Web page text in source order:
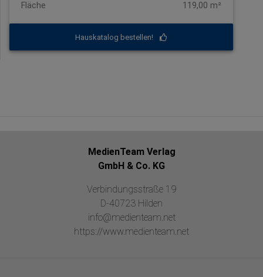
Fläche
119,00 m²
Hauskatalog bestellen!
MedienTeam Verlag
GmbH & Co. KG
Verbindungsstraße 19
D-40723 Hilden
info@medienteam.net
https://www.medienteam.net